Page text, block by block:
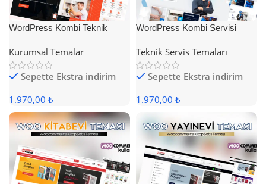
WordPress Kombi Teknik
Kurumsal Temalar
Sepette Ekstra indirim
1.970,00 ₺
WordPress Kombi Servisi
Teknik Servis Temaları
Sepette Ekstra indirim
1.970,00 ₺